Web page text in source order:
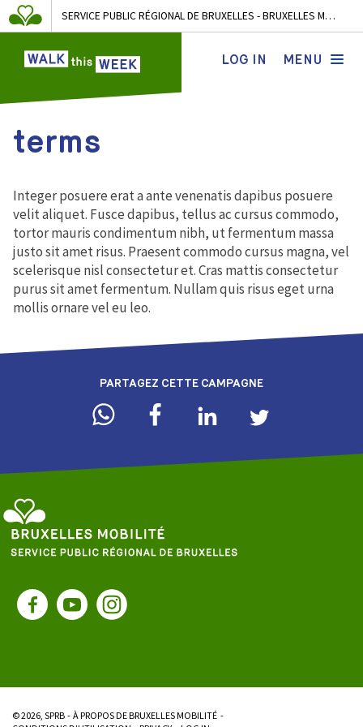
SERVICE PUBLIC RÉGIONAL DE BRUXELLES - BRUXELLES MOBILITÉ
LOG IN MENU
terms
Integer posuere erat a ante venenatis dapibus posuere
velit aliquet. Fusce dapibus, tellus ac cursus commodo,
tortor mauris condimentum nibh, ut fermentum massa
justo sit amet risus. Praesent commodo cursus magna, vel
scelerisque nisl consectetur et. Cras mattis consectetur
purus sit amet fermentum. Nullam quis risus eget urna
mollis ornare vel eu leo.
PARTAGEZ CETTE CAMPAGNE
Public
Régional
FacebookYouTubeInstagram
© 2026, SPRB
À PROPOS DE BRUXELLES MOBILITÉ